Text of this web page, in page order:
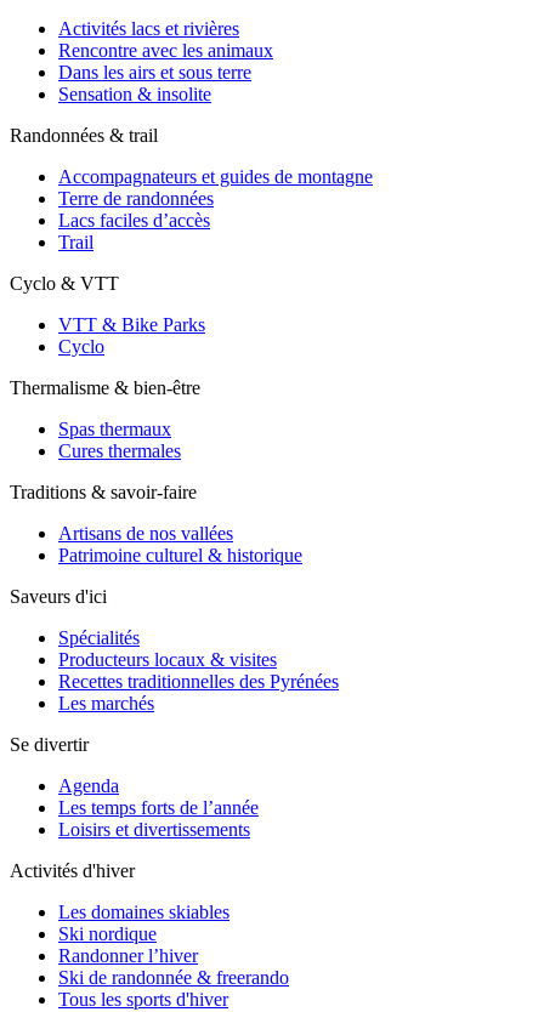
Activités lacs et rivières
Rencontre avec les animaux
Dans les airs et sous terre
Sensation & insolite
Randonnées & trail
Accompagnateurs et guides de montagne
Terre de randonnées
Lacs faciles d’accès
Trail
Cyclo & VTT
VTT & Bike Parks
Cyclo
Thermalisme & bien-être
Spas thermaux
Cures thermales
Traditions & savoir-faire
Artisans de nos vallées
Patrimoine culturel & historique
Saveurs d'ici
Spécialités
Producteurs locaux & visites
Recettes traditionnelles des Pyrénées
Les marchés
Se divertir
Agenda
Les temps forts de l’année
Loisirs et divertissements
Activités d'hiver
Les domaines skiables
Ski nordique
Randonner l’hiver
Ski de randonnée & freerando
Tous les sports d'hiver